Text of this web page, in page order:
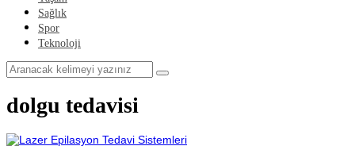
Sağlık
Spor
Teknoloji
dolgu tedavisi